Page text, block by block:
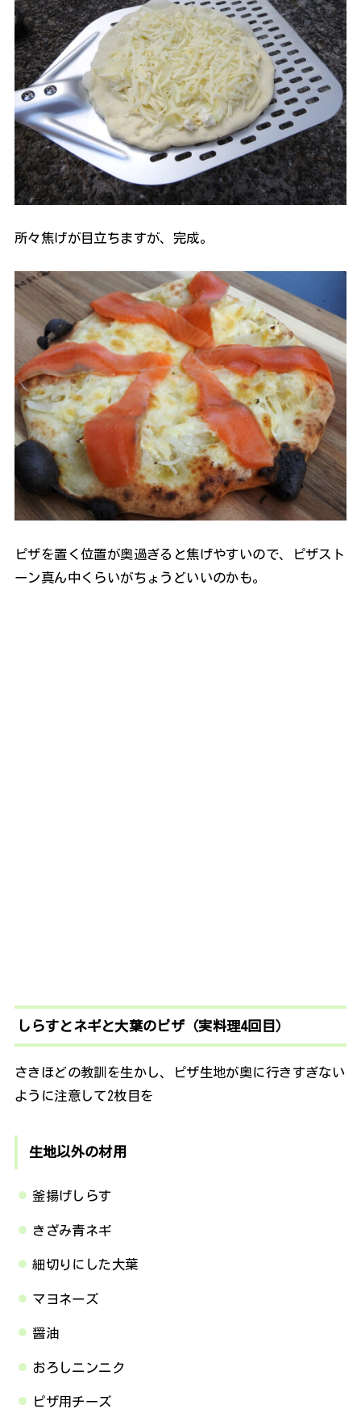
所々焦げが目立ちますが、完成。
ピザを置く位置が奥過ぎると焦げやすいので、ピザスト
ーン真ん中くらいがちょうどいいのかも。
しらすとネギと大葉のピザ（実料理4回目）
さきほどの教訓を生かし、ピザ生地が奥に行きすぎない
ように注意して2枚目を
生地以外の材用
釜揚げしらす
きざみ青ネギ
細切りにした大葉
マヨネーズ
醤油
おろしニンニク
ピザ用チーズ